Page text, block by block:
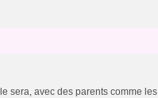
sera, avec des parents comme les